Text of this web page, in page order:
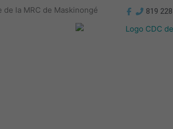
la MRC de Maskinongé 819